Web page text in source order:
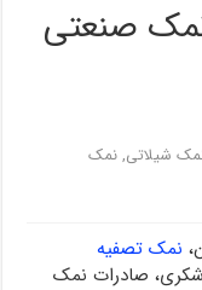
نمک صنعتی
شیلاتی,نمک
نمک تصفیه
صادرات نمک